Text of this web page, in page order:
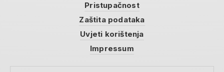
Pristupačnost
Zaštita podataka
Uvjeti korištenja
Impressum